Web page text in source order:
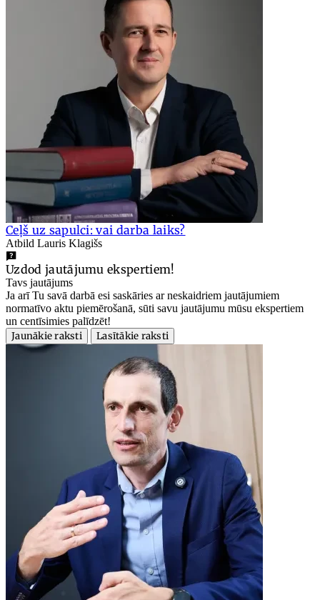
Ceļš uz sapulci: vai darba laiks?
Atbild Lauris Klagišs
Uzdod jautājumu ekspertiem!
Tavs jautājums
Ja arī Tu savā darbā esi saskāries ar neskaidriem jautājumiem
normatīvo aktu piemērošanā, sūti savu jautājumu mūsu ekspertiem
un centīsimies palīdzēt!
Jaunākie raksti
Lasītākie raksti